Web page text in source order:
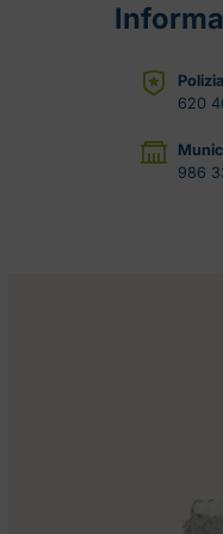
620
986